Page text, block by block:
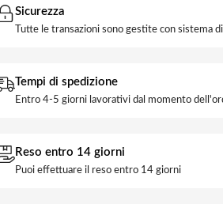
Sicurezza
Tutte le transazioni sono gestite con sistema
Tempi di spedizione
Entro 4-5 giorni lavorativi dal momento
Reso entro 14 giorni
Puoi effettuare il reso entro 14 giorni